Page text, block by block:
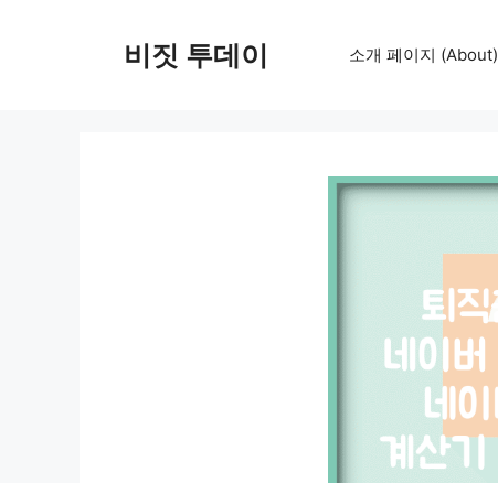
비짓 투데이 소개 페이지 (About)